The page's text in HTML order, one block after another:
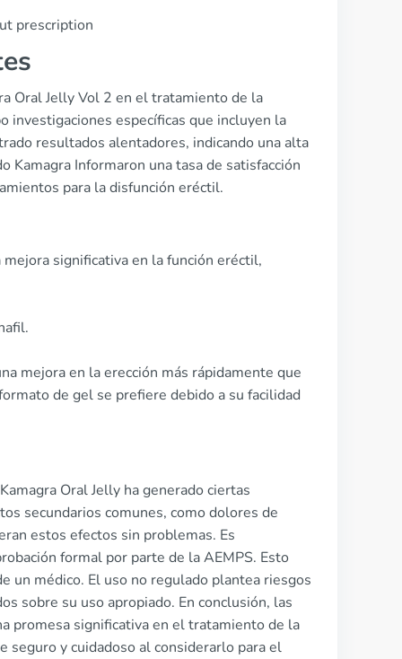
prescription
Oral Jelly Vol 2 en el tratamiento de la
investigaciones específicas que incluyen la
resultados alentadores, indicando una alta
Kamagra Informaron una tasa de satisfacción
para la disfunción eréctil.
significativa en la función eréctil,
mejora en la erección más rápidamente que
de gel se prefiere debido a su facilidad
Oral Jelly ha generado ciertas
secundarios comunes, como dolores de
estos efectos sin problemas. Es
formal por parte de la AEMPS. Esto
un médico. El uso no regulado plantea riesgos
sobre su uso apropiado. En conclusión, las
promesa significativa en el tratamiento de la
seguro y cuidadoso al considerarlo para el